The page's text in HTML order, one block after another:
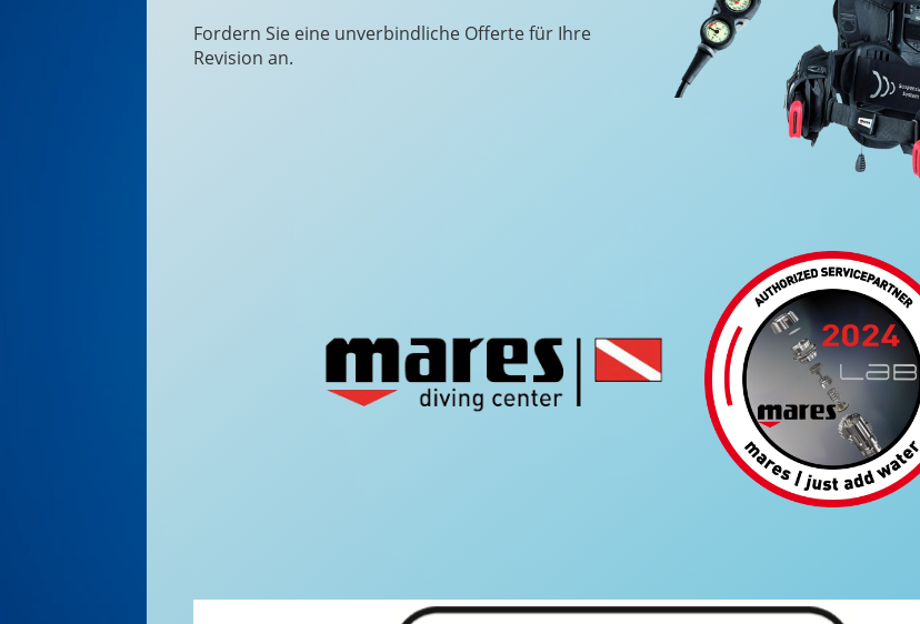
Fordern Sie eine unverbindliche Offerte für Ihre
Revision an.